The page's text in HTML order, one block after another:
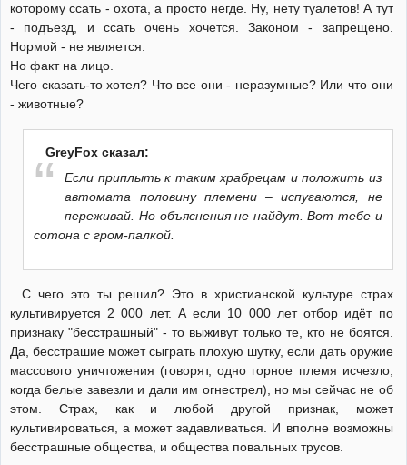
которому ссать - охота, а просто негде. Ну, нету туалетов! А тут
- подъезд, и ссать очень хочется. Законом - запрещено.
Нормой - не является.
Но факт на лицо.
Чего сказать-то хотел? Что все они - неразумные? Или что они
- животные?
GreyFox сказал:
Если приплыть к таким храбрецам и положить из
автомата половину племени – испугаются, не
переживай. Но объяснения не найдут. Вот тебе и
сотона с гром-палкой.
С чего это ты решил? Это в христианской культуре страх
культивируется 2 000 лет. А если 10 000 лет отбор идёт по
признаку "бесстрашный" - то выживут только те, кто не боятся.
Да, бесстрашие может сыграть плохую шутку, если дать оружие
массового уничтожения (говорят, одно горное племя исчезло,
когда белые завезли и дали им огнестрел), но мы сейчас не об
этом. Страх, как и любой другой признак, может
культивироваться, а может задавливаться. И вполне возможны
бесстрашные общества, и общества повальных трусов.